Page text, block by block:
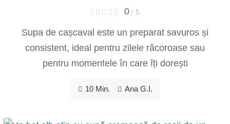
0/ 5
Supa de cașcaval este un preparat savuros și
consistent, ideal pentru zilele răcoroase sau
pentru momentele în care îți dorești
10 Min. Ana G.I.